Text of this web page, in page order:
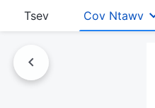
Tsev Cov Ntawv